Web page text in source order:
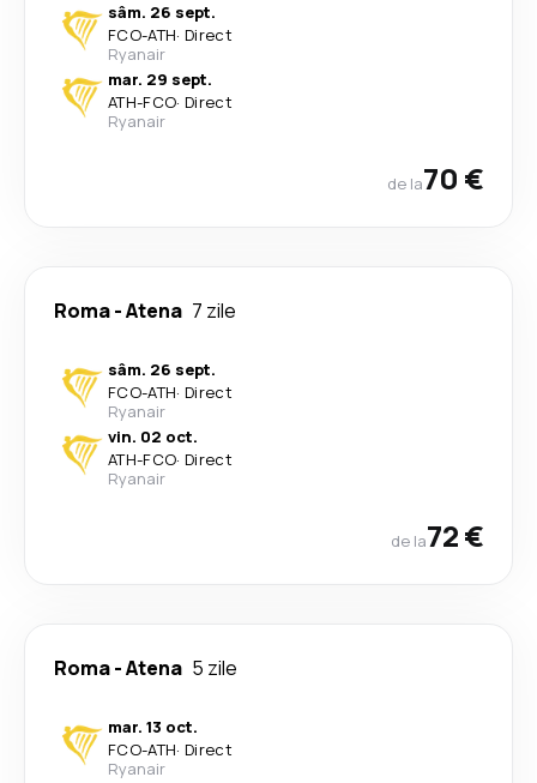
sâm. 26 sept.
FCO-ATH· Direct
Ryanair
mar. 29 sept.
ATH-FCO· Direct
Ryanair
de la70 €
Roma-Atena 7 zile
sâm. 26 sept.
FCO-ATH· Direct
Ryanair
vin. 02 oct.
ATH-FCO· Direct
Ryanair
de la72 €
Roma-Atena 5 zile
mar. 13 oct.
FCO-ATH· Direct
Ryanair